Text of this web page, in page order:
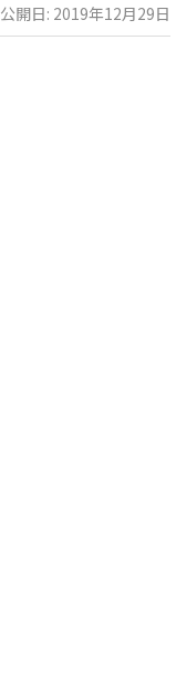
公開日: 2019年12月29日